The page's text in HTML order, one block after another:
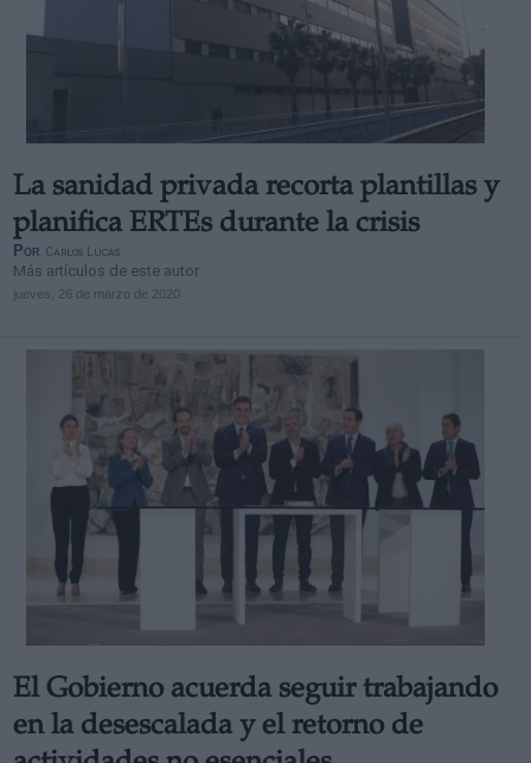
La sanidad privada recorta plantillas y
planifica ERTEs durante la crisis
Por Carlos Lucas
Más artículos de este autor
jueves, 26 de marzo de 2020
El Gobierno acuerda seguir trabajando
en la desescalada y el retorno de